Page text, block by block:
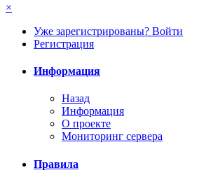
×
Уже зарегистрированы? Войти
Регистрация
Информация
Назад
Информация
О проекте
Мониторинг сервера
Правила